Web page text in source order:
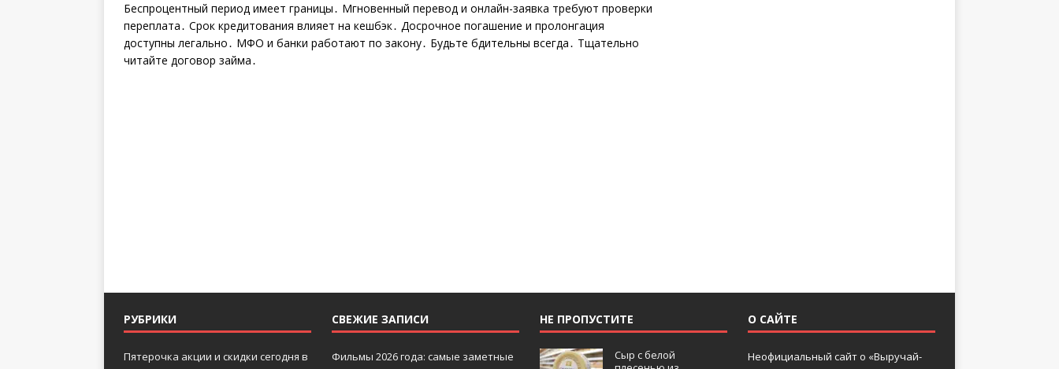
Беспроцентный период имеет границы․ Мгновенный перевод и онлайн-заявка требуют проверки
переплата․ Срок кредитования влияет на кешбэк․ Досрочное погашение и пролонгация
доступны легально․ МФО и банки работают по закону․ Будьте бдительны всегда․ Тщательно
читайте договор займа․
РУБРИКИ
Пятерочка акции и скидки сегодня в
СВЕЖИЕ ЗАПИСИ
Фильмы 2026 года: самые заметные
НЕ ПРОПУСТИТЕ
Сыр с белой
О САЙТЕ
Неофициальный сайт о «Выручай-